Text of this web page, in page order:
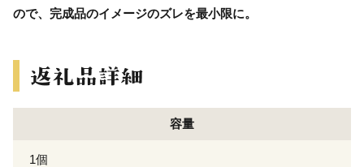
ので、完成品のイメージのズレを最小限に。
容量
1個